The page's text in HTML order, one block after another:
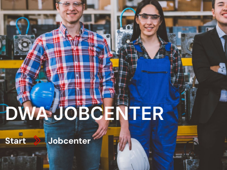
DWA JOBCENTER
Start Jobcenter